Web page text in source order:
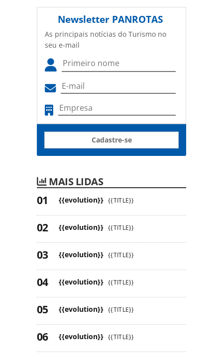
Newsletter PANROTAS
As principais notícias do Turismo no
seu e-mail
Cadastre-se
MAIS LIDAS
{{evolution}} {{TITLE}}
{{evolution}} {{TITLE}}
{{evolution}} {{TITLE}}
{{evolution}} {{TITLE}}
{{evolution}} {{TITLE}}
{{evolution}} {{TITLE}}